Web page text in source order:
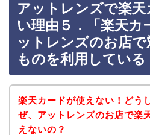
アットレンズで楽
い理由５．「楽天カ
ットレンズのお店
ものを利用している
楽天カードが使えない！どう
ぜ、アットレンズのお店で楽
えないの？